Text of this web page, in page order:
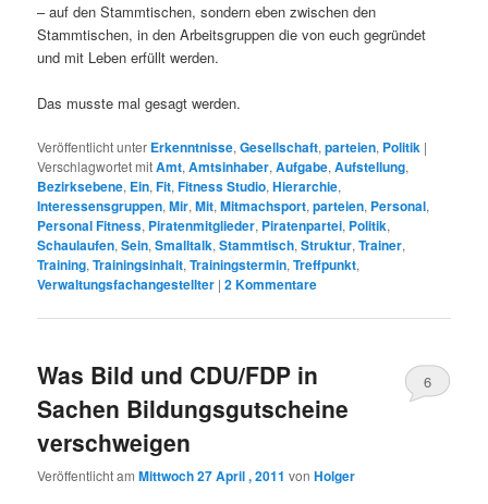
– auf den Stammtischen, sondern eben zwischen den
Stammtischen, in den Arbeitsgruppen die von euch gegründet
und mit Leben erfüllt werden.
Das musste mal gesagt werden.
Veröffentlicht unter Erkenntnisse,Gesellschaft,parteien, Politik |
Verschlagwortet mitAmt,Amtsinhaber,Aufgabe,Aufstellung,
Bezirksebene, Ein,Fit,Fitness Studio,Hierarchie,
Interessensgruppen,Mir,Mit,Mitmachsport,parteien, Personal,
Personal Fitness, Piratenmitglieder, Piratenpartei, Politik,
Schaulaufen,Sein,Smalltalk,Stammtisch,Struktur,Trainer,
Training,Trainingsinhalt,Trainingstermin,Treffpunkt,
Verwaltungsfachangestellter |2Kommentare
Was Bild und CDU/FDP in
Sachen Bildungsgutscheine
verschweigen
Veröffentlicht amMittwoch 27 April , 2011 vonHolger
6